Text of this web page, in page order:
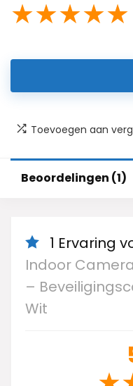
★★★★★
Toevoegen aan
Beoordelingen (1)
1 Ervaring
Indoor
–
Wit